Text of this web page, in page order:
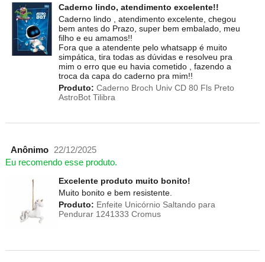
Caderno lindo, atendimento excelente!!
Caderno lindo , atendimento excelente, chegou
bem antes do Prazo, super bem embalado, meu
filho e eu amamos!!
Fora que a atendente pelo whatsapp é muito
simpática, tira todas as dúvidas e resolveu pra
mim o erro que eu havia cometido , fazendo a
troca da capa do caderno pra mim!!
Produto: Caderno Broch Univ CD 80 Fls Preto
AstroBot Tilibra
Anônimo
22/12/2025
Eu recomendo esse produto.
Excelente produto muito bonito!
Muito bonito e bem resistente.
Produto: Enfeite Unicórnio Saltando para
Pendurar 1241333 Cromus